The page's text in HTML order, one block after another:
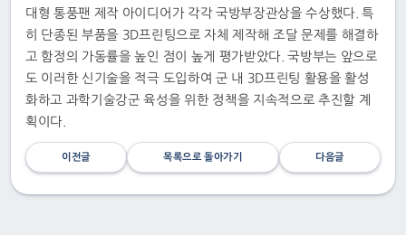
대형 통풍팬 제작 아이디어가 각각 국방부장관상을 수상했다. 특
히 단종된 부품을 3D프린팅으로 자체 제작해 조달 문제를 해결하
고 함정의 가동률을 높인 점이 높게 평가받았다. 국방부는 앞으로
도 이러한 신기술을 적극 도입하여 군 내 3D프린팅 활용을 활성
화하고 과학기술강군 육성을 위한 정책을 지속적으로 추진할 계
획이다.
이전글 목록으로 돌아가기 다음글